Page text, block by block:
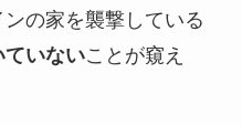
の家を襲撃している
ていないことが窺え